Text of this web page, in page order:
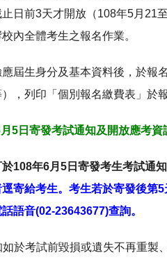
止日前3天才開放（108年5月21
內全體考生之報名作業。
屆生身分及基本資料後，於報
，列印「個別報名繳費表」於
5日寄發考試通知及開放應考資
108年6月5日寄發考生考試通
逕寄給考生。考生若於寄發後第
語音(02-23643677)查詢。
如於考試前毀損或遺失不再重製